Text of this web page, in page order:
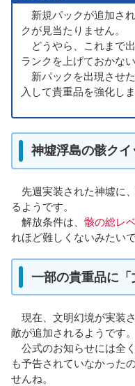
新規パックが追加さ
クが見当たりません。
どうやら、これまで
ランクを上げておかな
新パックを出現させ
入して貴重品を強化しま
神墟浮島の骸ク
先週実装された神墟に
るようです。
解放条件は、 骸の総レ
れほど難しくないみたいで
一部の貴重品に
現在、文明幻境が実装
敵が追加されるようです。
公式のお知らせには全
も予告されていなかった
せんね。